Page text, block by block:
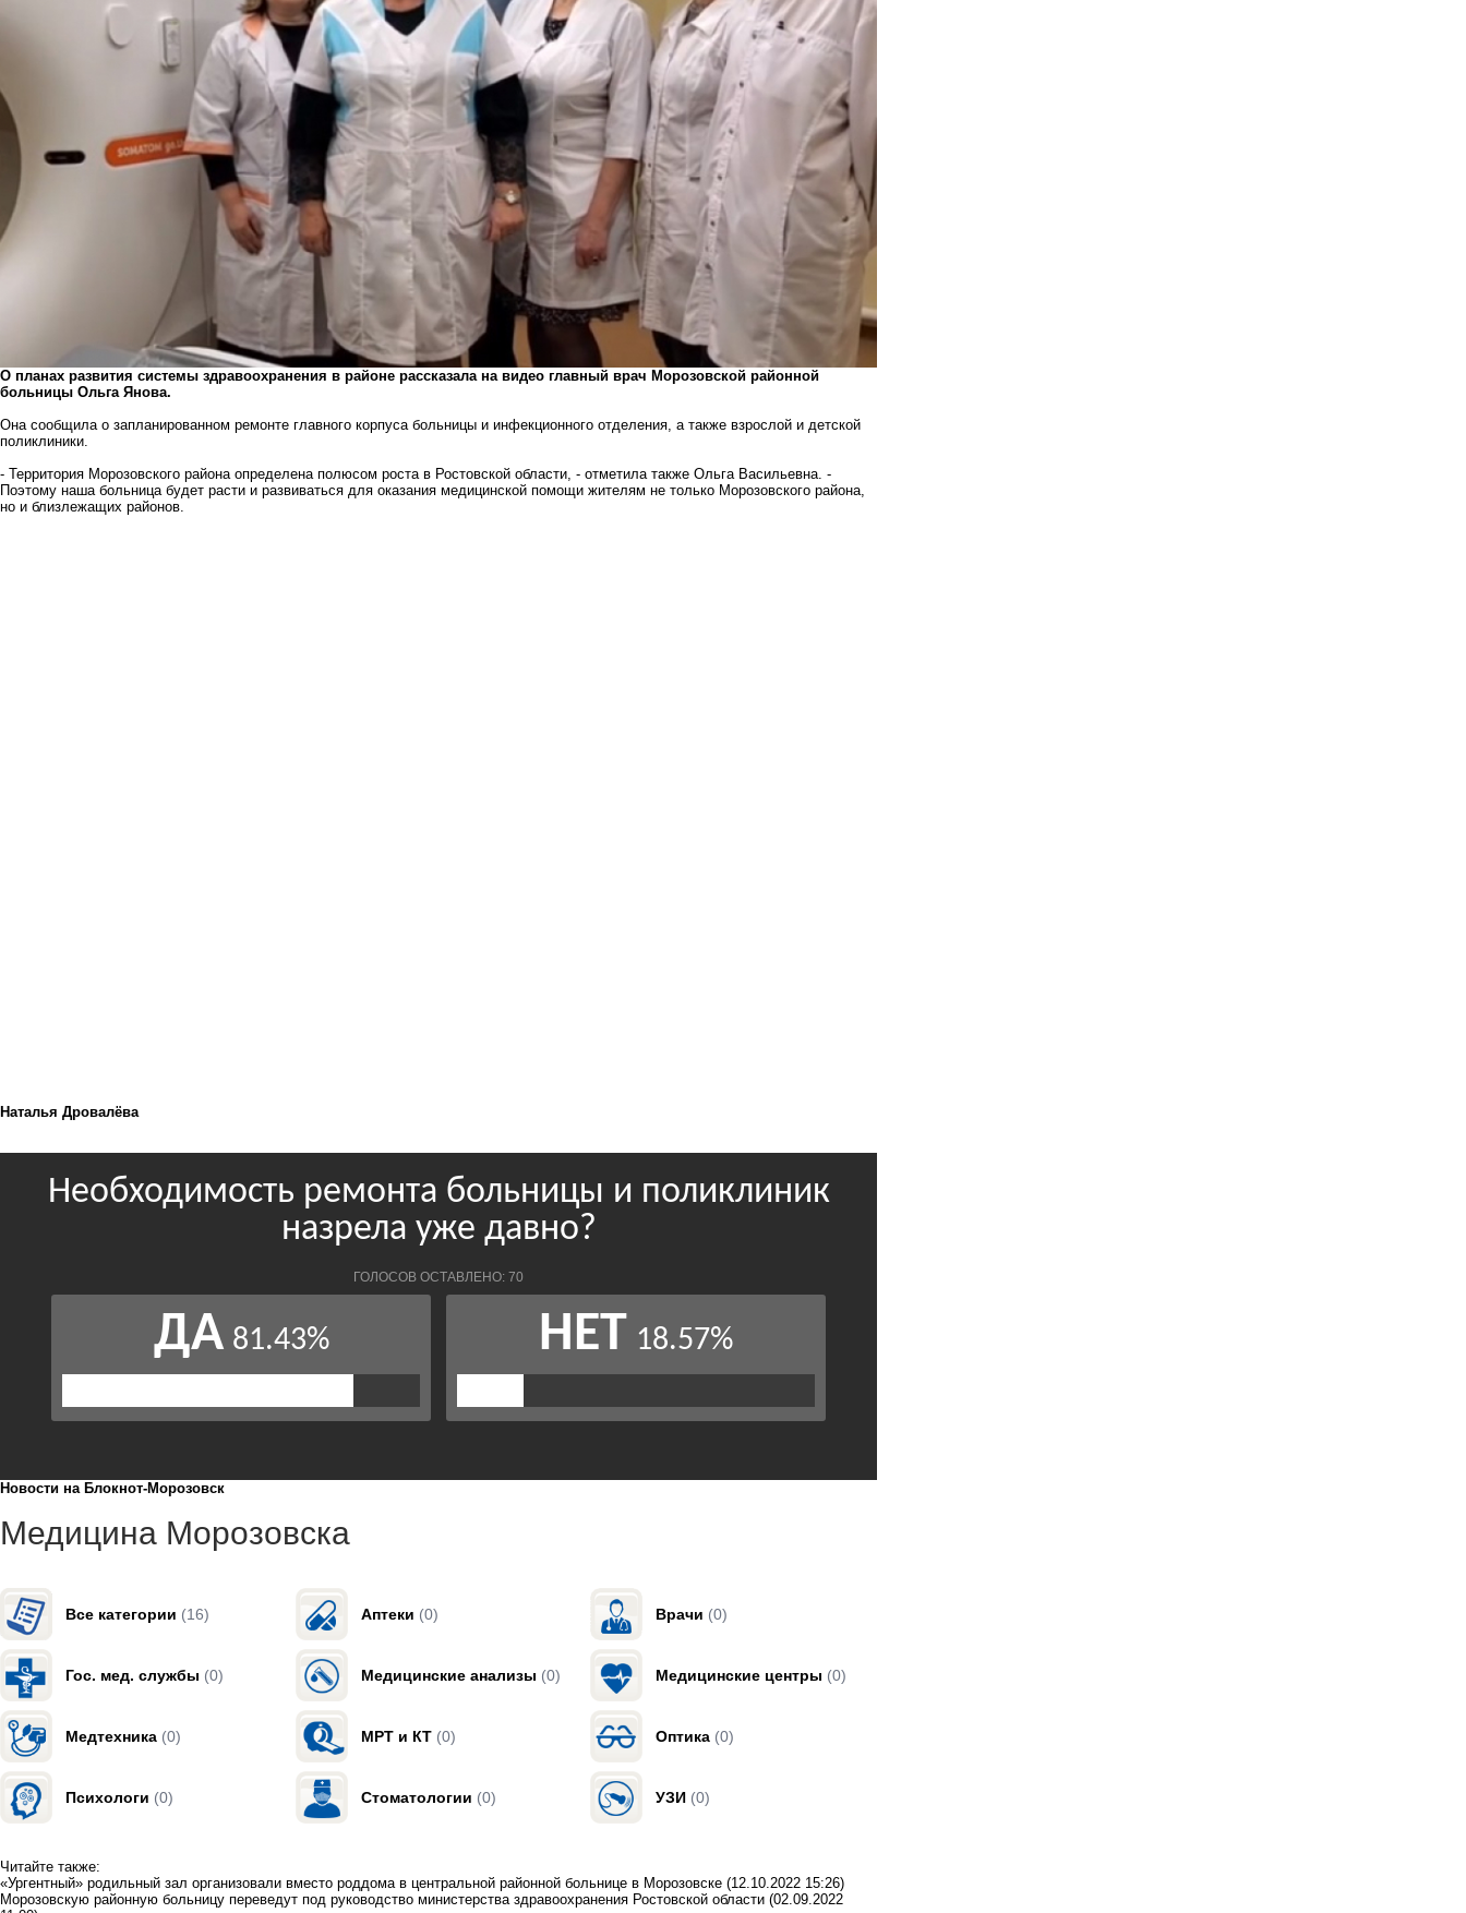
О планах развития системы здравоохранения в районе рассказала на видео главный врач Морозовской районной
больницы Ольга Янова.
Она сообщила о запланированном ремонте главного корпуса больницы и инфекционного отделения, а также взрослой и детской
поликлиники.
- Территория Морозовского района определена полюсом роста в Ростовской области, - отметила также Ольга Васильевна. -
Поэтому наша больница будет расти и развиваться для оказания медицинской помощи жителям не только Морозовского района,
но и близлежащих районов.
Наталья Дровалёва
Новости на Блoкнoт-Морозовск
Медицина Морозовска
Все категории (16) Аптеки (0) Врачи (0)
Гос. мед. службы (0) Медицинские анализы (0) Медицинские центры (0)
Медтехника (0) МРТ и КТ (0) Оптика (0)
Психологи (0) Стоматологии (0) УЗИ (0)
Читайте также:
«Ургентный» родильный зал организовали вместо роддома в центральной районной больнице в Морозовске (12.10.2022 15:26)
Морозовскую районную больницу переведут под руководство министерства здравоохранения Ростовской области (02.09.2022